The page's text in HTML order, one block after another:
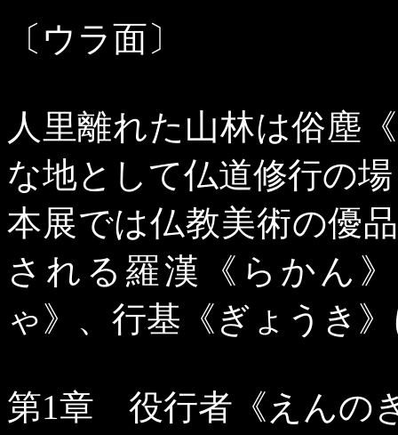
〔ウラ面〕
人里離れた山林は俗塵
な地として仏道修行の
本展では仏教美術の優
される羅漢《らかん
ゃ》、行基《ぎょうき
第1章 役行者《えんの